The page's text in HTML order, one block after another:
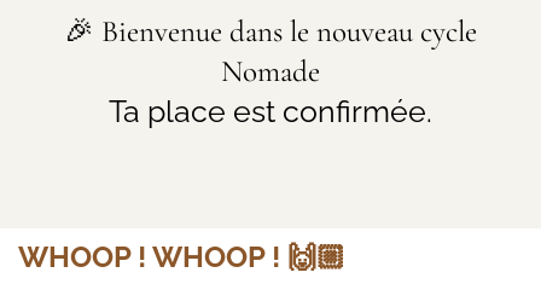
🎉 Bienvenue dans le nouveau cycle
Nomade
Ta place est confirmée.
WHOOP ! WHOOP ! 🙌🏼